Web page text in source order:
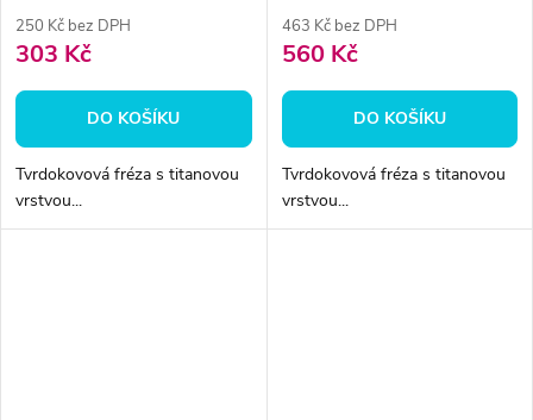
250 Kč bez DPH
303 Kč
DO KOŠÍKU
Tvrdokovová fréza s titanovou
vrstvou...
463 Kč bez DPH
560 Kč
DO KOŠÍKU
Tvrdokovová fréza s titanovou
vrstvou...